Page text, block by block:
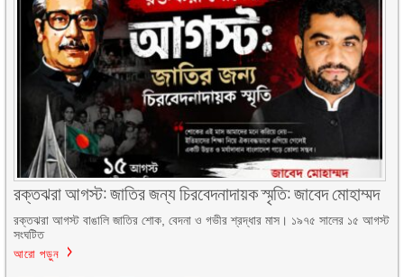
রক্তঝরা আগস্ট: জাতির জন্য চিরবেদনাদায়ক স্মৃতি: জাবেদ মোহাম্মদ
রক্তঝরা আগস্ট বাঙালি জাতির শোক, বেদনা ও গভীর শ্রদ্ধার মাস। ১৯৭৫ সালের ১৫ আগস্ট
সংঘটিত
আরো পড়ুন